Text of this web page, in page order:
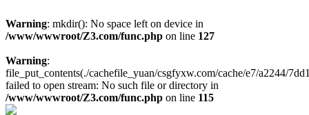
Warning: mkdir(): No space left on device in
/www/wwwroot/Z3.com/func.php on line 127
Warning:
file_put_contents(./cachefile_yuan/csgfyxw.com/cache/e7/a2244/
failed to open stream: No such file or directory in
/www/wwwroot/Z3.com/func.php on line 115